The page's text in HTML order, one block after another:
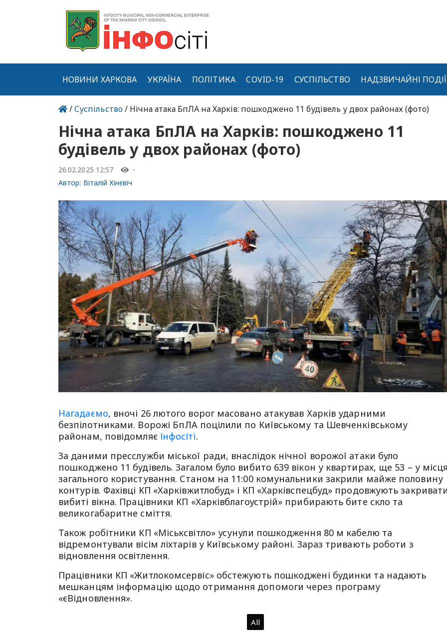
НОВИНИ ХАРКОВА УКРАЇНА ПОЛІТИКА COVID-19 СУСПІЛЬСТВО НАДЗВИЧАЙНІ ПОДІЇ
/Суспільство/ Нічна атака БпЛА на Харків: пошкоджено 11 будівель у двох районах (фото)
Нічна атака БпЛА на Харків: пошкоджено 11
будівель у двох районах (фото)
26.02.2025 12:57
-
Автор: Віталій Хінєвіч
Нагадаємо, вночі 26 лютого ворог масовано атакував Харків ударними
безпілотниками. Ворожі БпЛА поцілили по Київському та Шевченківському
районам, повідомляє Інфосіті.
За даними пресслужби міської ради, внаслідок нічної ворожої атаки було
пошкоджено 11 будівель. Загалом було вибито 639 вікон у квартирах, ще 53 – у
загального користування. Станом на 11:00 комунальники закрили майже половину
контурів. Фахівці КП «Харківжитлобуд» і КП «Харківспецбуд» продовжують
вибиті вікна. Працівники КП «Харківблагоустрій» прибирають бите скло та
великогабаритне сміття.
Також робітники КП «Міськсвітло» усунули пошкодження 80 м кабелю та
відремонтували вісім ліхтарів у Київському районі. Зараз тривають роботи з
відновлення освітлення.
Працівники КП «Житлокомсервіс» обстежують пошкоджені будинки та надають
мешканцям інформацію щодо отримання допомоги через програму
«єВідновлення».
All